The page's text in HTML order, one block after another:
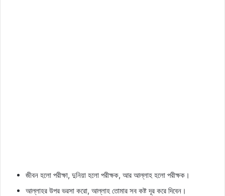
জীবন হলো পরীক্ষা, দুনিয়া হলো পরীক্ষক, আর আল্লাহ হলো পরীক্ষক।
আল্লাহর উপর ভরসা করো, আল্লাহ তোমার সব কষ্ট দূর করে দিবেন।